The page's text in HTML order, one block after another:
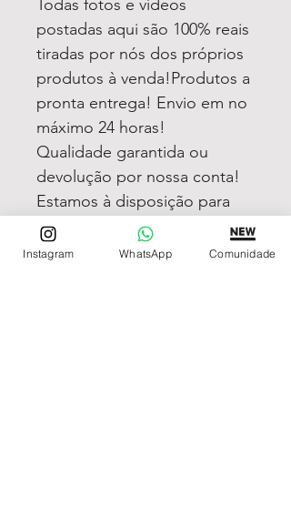
Todas fotos e vídeos
postadas aqui são 100% reais
tiradas por nós dos próprios
produtos à venda!Produtos a
pronta entrega! Envio em no
máximo 24 horas!
Qualidade garantida ou
devolução por nossa conta!
Estamos à disposição para
dúvidas! Pergunte a vontade!
Instagram WhatsApp Comunidade